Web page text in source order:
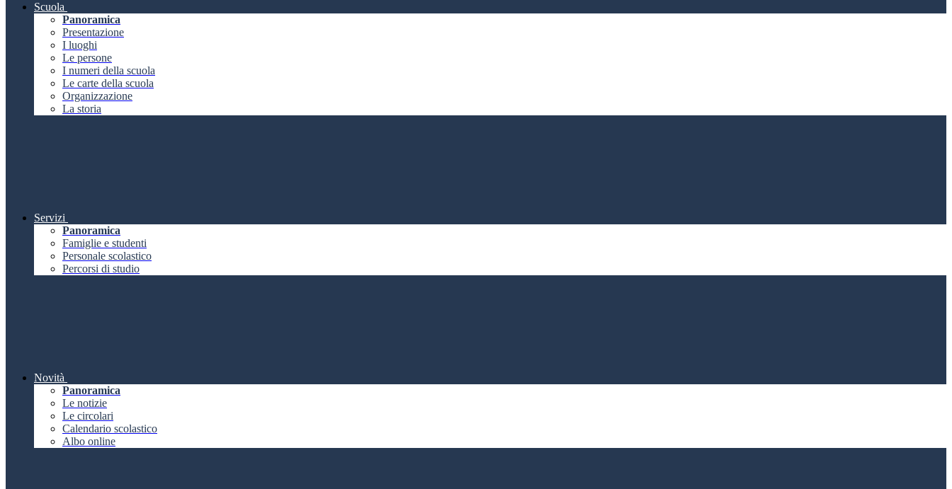
Scuola
Panoramica
Presentazione
I luoghi
Le persone
I numeri della scuola
Le carte della scuola
Organizzazione
La storia
Servizi
Panoramica
Famiglie e studenti
Personale scolastico
Percorsi di studio
Novità
Panoramica
Le notizie
Le circolari
Calendario scolastico
Albo online